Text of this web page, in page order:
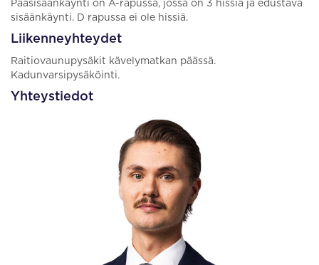
Pääsisäänkäynti on A-rapussa, jossa on 3 hissiä ja edustava
sisäänkäynti. D rapussa ei ole hissiä.
Liikenneyhteydet
Raitiovaunupysäkit kävelymatkan päässä.
Kadunvarsipysäköinti.
Yhteystiedot